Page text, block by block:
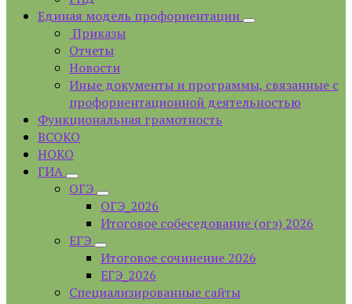
Единая модель профориентации
Приказы
Отчеты
Новости
Иные документы и программы, связанные с
профориентационной деятельностью
Функциональная грамотность
ВСОКО
НОКО
ГИА
ОГЭ
ОГЭ_2026
Итоговое собеседование (огэ) 2026
ЕГЭ
Итоговое сочинение 2026
ЕГЭ_2026
Специализированные сайты